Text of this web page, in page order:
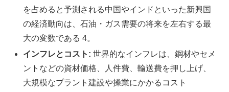
を占めると予測される中国やインドといった新興国
の経済動向は、石油・ガス需要の将来を左右する最
大の変数である 4。
インフレとコスト: 世界的なインフレは、鋼材やセメ
ントなどの資材価格、人件費、輸送費を押し上げ、
大規模なプラント建設や操業にかかるコスト